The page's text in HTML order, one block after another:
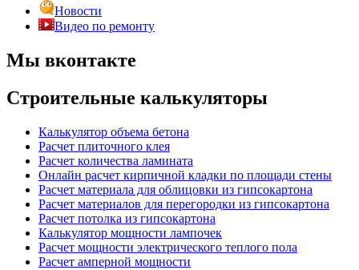
Новости
Видео по ремонту
Мы вконтакте
Строительные калькуляторы
Калькулятор объема бетона
Расчет плиточного клея
Расчет количества ламината
Онлайн расчет кирпичной кладки по площади стены
Расчет материала для облицовки из гипсокартона
Расчет материалов для перегородки из гипсокартона
Расчет потолка из гипсокартона
Калькулятор мощности лампочек
Расчет мощности электрического теплого пола
Расчет амперной мощности